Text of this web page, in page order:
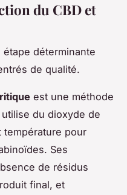
du CBD et
déterminante
de qualité.
est une méthode
du dioxyde de
température pour
Ses
de résidus
final, et